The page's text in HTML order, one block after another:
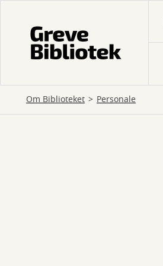
hovedindhold
Om Biblioteket Personale